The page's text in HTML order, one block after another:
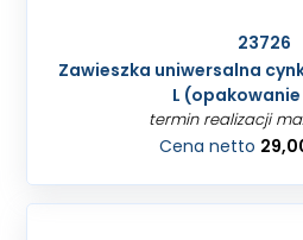
23726
Zawieszka uniwersalna
L
termin realizacji
Cena netto